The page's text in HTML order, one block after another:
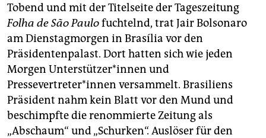
abo
genossenschaft
epaper login
Tobend und mit der Titelseite der Tageszeitung
Folha de São Paulofuchtelnd, trat Jair Bolsonaro
am Dienstagmorgen in Brasília vor den
Präsidentenpalast. Dort hatten sich wie jeden
Morgen Unterstützer*innen und
Pressevertreter*innen versammelt. Brasiliens
Präsident nahm kein Blatt vor den Mund und
beschimpfte die renommierte Zeitung als
„Abschaum“ und „Schurken“. Auslöser für den